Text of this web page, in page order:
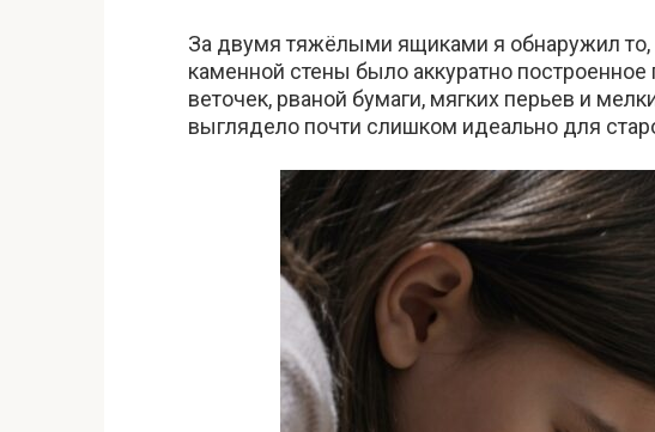
За двумя тяжёлыми ящиками я обнаружил то,
каменной стены было аккуратно построенное
веточек, рваной бумаги, мягких перьев и
выглядело почти слишком идеально для